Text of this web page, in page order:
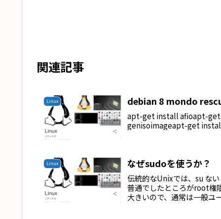
関連記事
Linux debian 8 mondo
apt-get install afioapt-
genisoimageapt-get
Linux なぜsudoを使うか？
伝統的なUnixでは、su な
普通でしたところがroot権
大きいので、通常は一般ユ